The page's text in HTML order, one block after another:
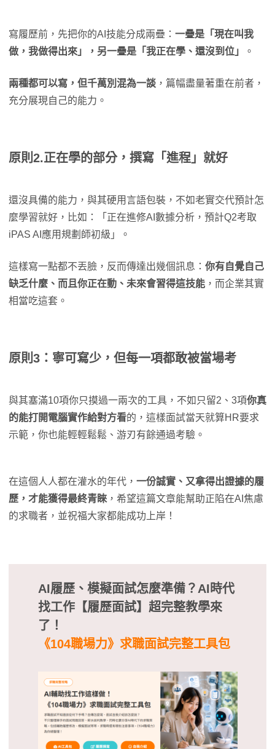
寫履歷前，先把你的AI技能分成兩疊： 一疊是「現在叫我
做，我做得出來」，另一疊是「我正在學、還沒到位」
。
兩種都可以寫，但千萬別混為一談 ，篇幅盡量著重在前者，
充分展現自己的能力。
原則2.正在學的部分，撰寫「進程」就好
還沒具備的能力，與其硬用言語包裝，不如老實交代預計怎
麼學習就好，比如：「正在進修AI數據分析，預計Q2考取
iPAS AI應用規劃師初級」。
這樣寫一點都不丟臉，反而傳達出幾個訊息： 你有自覺自己
缺乏什麼、而且你正在動、未來會習得這技能 ，而企業其實
相當吃這套。
原則3：寧可寫少，但每一項都敢被當場考
與其塞滿10項你只摸過一兩次的工具，不如只留2、3項你真
的能打開電腦實作給對方看的，這樣面試當天就算HR要求
示範，你也能輕輕鬆鬆、游刃有餘通過考驗。
在這個人人都在灌水的年代， 一份誠實、又拿得出證據的履
歷，才能獲得最終青睞 ，希望這篇文章能幫助正陷在AI焦慮
的求職者，並祝福大家都能成功上岸！
AI履歷、模擬面試怎麼準備？AI時代
找工作【履歷面試】超完整教學來
了！
《104職場力》求職面試完整工具包